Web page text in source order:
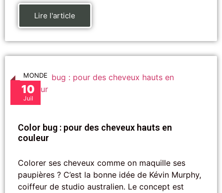
Lire l'article
10
Juil
MONDE
Color bug : pour des cheveux hauts en
couleur
Colorer ses cheveux comme on maquille ses
paupières ? C’est la bonne idée de Kévin Murphy,
coiffeur de studio australien. Le concept est